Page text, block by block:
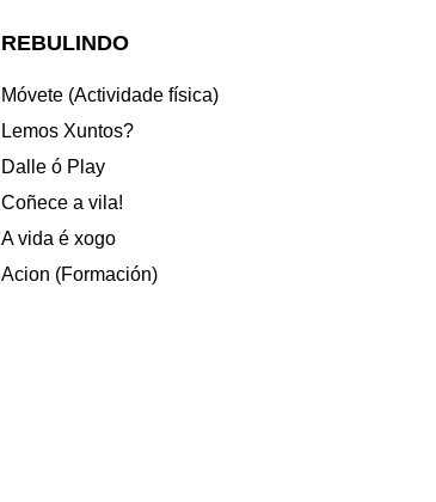
REBULINDO
Móvete (Actividade física)
Lemos Xuntos?
Dalle ó Play
Coñece a vila!
A vida é xogo
Acion (Formación)